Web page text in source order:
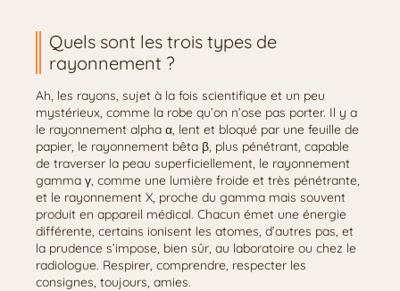
Quels sont les trois types de
rayonnement ?
Ah, les rayons, sujet à la fois scientifique et un peu
mystérieux, comme la robe qu’on n’ose pas porter. Il y a
le rayonnement alpha α, lent et bloqué par une feuille de
papier, le rayonnement bêta β, plus pénétrant, capable
de traverser la peau superficiellement, le rayonnement
gamma γ, comme une lumière froide et très pénétrante,
et le rayonnement X, proche du gamma mais souvent
produit en appareil médical. Chacun émet une énergie
différente, certains ionisent les atomes, d’autres pas, et
la prudence s’impose, bien sûr, au laboratoire ou chez le
radiologue. Respirer, comprendre, respecter les
consignes, toujours, amies.